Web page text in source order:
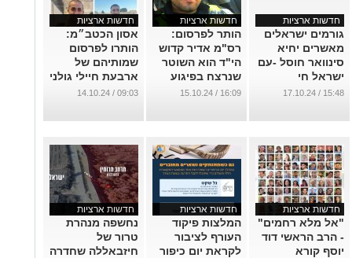
חדשות ארציות
גורמים ישראלים
מאשרים יחיא
סינוואר חוסל -עם
ישראל חי
...
15:48 / 17.10.24
חדשות ארציות
הותר לפרסום:
רס"מ אדיר קדוש
הי"ד הוא השוטר
שנרצח בפיגוע
במחלף יבנה
16:09 / 15.10.24
חדשות ארציות
אסון הכטב״מ:
הותרו לפרסום
שמותיהם של
ארבעת חיילי גולני
שנפלו באסון
09:03 / 14.10.24
חדשות ארציות
"אל מלא רחמים"
- הרב הראשי דוד
יוסף קורא
חדשות ארציות
המלצות פיקוד
העורף לציבור
לקראת יום כיפור
חדשות ארציות
נחשפה מנהרת
טרור של
חיזבאללה שחדרה